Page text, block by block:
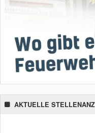
AKTUELLE